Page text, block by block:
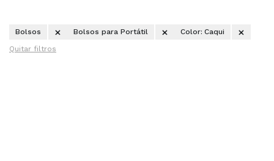
Bolsos Bolsos para Portátil Color: Caqui
Quitar filtros